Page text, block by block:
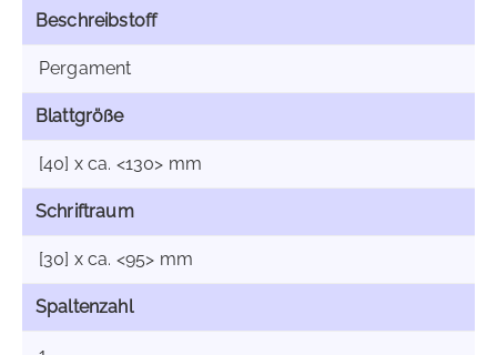
Beschreibstoff
Pergament
Blattgröße
[40] x ca. <130> mm
Schriftraum
[30] x ca. <95> mm
Spaltenzahl